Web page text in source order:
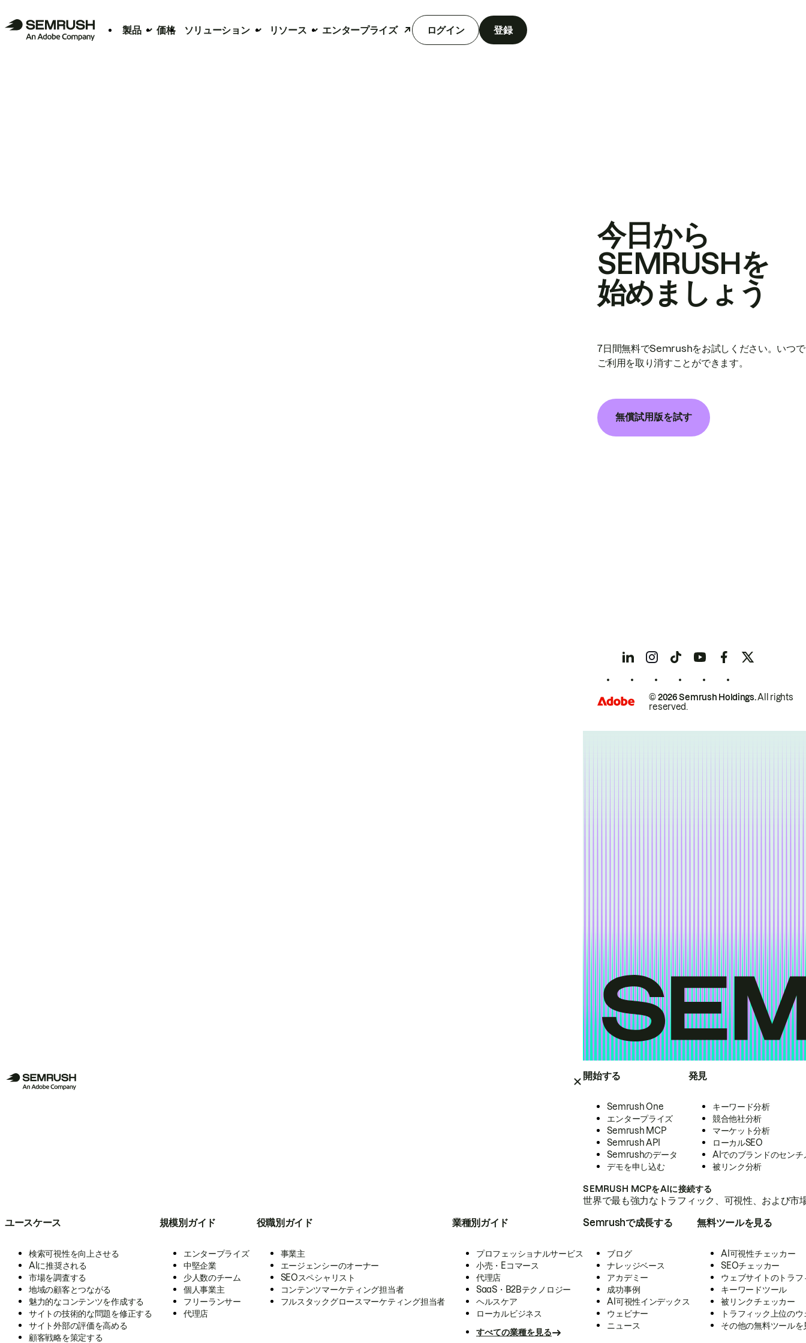
製品 価格 ソリューション リソース エンタープライズ ログイン 登録
開始する
Semrush One
エンタープライズ
Semrush MCP
Semrush API
Semrushのデータ
デモを申し込む
発見
キーワード分析
競合他社分析
マーケット分析
ローカルSEO
AIでのブランドのセンチ
被リンク分析
SEMRUSH MCPをAIに接続する
世界で最も強力なトラフィック、可視性、および
ユースケース
検索可視性を向上させる
AIに推奨される
市場を調査する
地域の顧客とつながる
魅力的なコンテンツを作成する
サイトの技術的な問題を修正する
サイト外部の評価を高める
顧客戦略を策定する
規模別ガイド
エンタープライズ
中堅企業
少人数のチーム
個人事業主
フリーランサー
代理店
役職別ガイド
事業主
エージェンシーのオーナー
SEOスペシャリスト
コンテンツマーケティング担当者
フルスタックグロースマーケティング担当者
業種別ガイド
プロフェッショナルサービス
小売・Eコマース
代理店
SaaS・B2Bテクノロジー
ヘルスケア
ローカルビジネス
すべての業種を見る
Semrushで成長する
ブログ
ナレッジベース
アカデミー
成功事例
AI可視性インデックス
ウェビナー
ニュース
無料ツールを見る
AI可視性チェッカー
SEOチェッカー
ウェブサイトのトラ
キーワードツール
被リンクチェッカー
トラフィック上位の
その他の無料ツールを
今日から
SEMRUSHを
始めましょう
7日間無料でSemrushをお試しください。いつ
ご利用を取り消すことができます。
無償試用版を試す
© 2026 Semrush Holdings.All rights
reserved.